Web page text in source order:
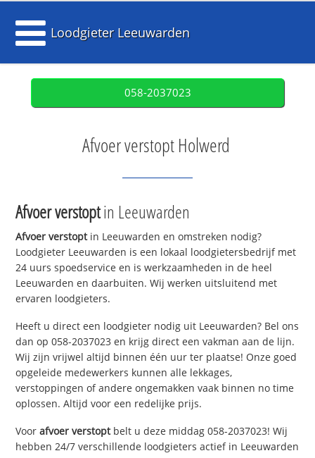
Loodgieter Leeuwarden
058-2037023
Afvoer verstopt Holwerd
Afvoer verstoptin Leeuwarden
Afvoer verstoptin Leeuwarden en omstreken nodig?
Loodgieter Leeuwarden is een lokaal loodgietersbedrijf met
24 uurs spoedservice en is werkzaamheden in de heel
Leeuwarden en daarbuiten. Wij werken uitsluitend met
ervaren loodgieters.
Heeft u direct een loodgieter nodig uit Leeuwarden? Bel ons
dan op 058-2037023 en krijg direct een vakman aan de lijn.
Wij zijn vrijwel altijd binnen één uur ter plaatse! Onze goed
opgeleide medewerkers kunnen alle lekkages,
verstoppingen of andere ongemakken vaak binnen no time
oplossen. Altijd voor een redelijke prijs.
Voorafvoer verstoptbelt u deze middag 058-2037023! Wij
hebben 24/7 verschillende loodgieters actief in Leeuwarden